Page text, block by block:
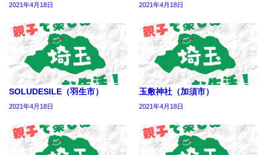
2021年4月18日 2021年4月18日
SOLUDESILE（羽生市）
2021年4月18日
玉敷神社（加須市）
2021年4月18日